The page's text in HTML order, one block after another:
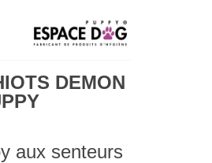
DEMON
aux senteurs